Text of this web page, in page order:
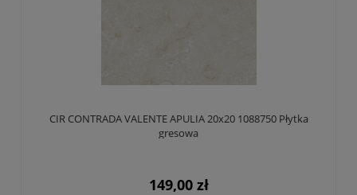
CIR CONTRADA VALENTE APULIA 20x20 1088750 Płytka
gresowa
149,00 zł